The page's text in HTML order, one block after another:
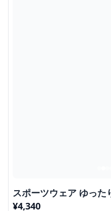
スポーツウェア ゆった
¥4,340